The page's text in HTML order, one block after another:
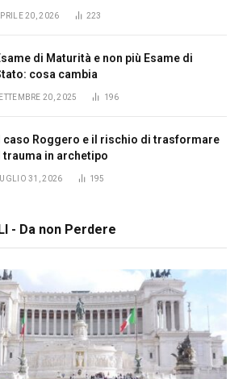
20, 2026 223
di Maturità e non più Esame di
cosa cambia
20, 2025 196
Il caso Roggero e il rischio di trasformare
trauma in archetipo
31, 2026 195
- Da non Perdere